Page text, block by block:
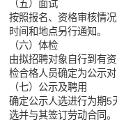
（五）面试
按照报名、资格审核情
时间和地点另行通知。
（六）体检
由拟招聘对象自行到有
检合格人员确定为公示对
（七）公示及聘用
确定公示人选进行为期5
选并与其签订劳动合同。